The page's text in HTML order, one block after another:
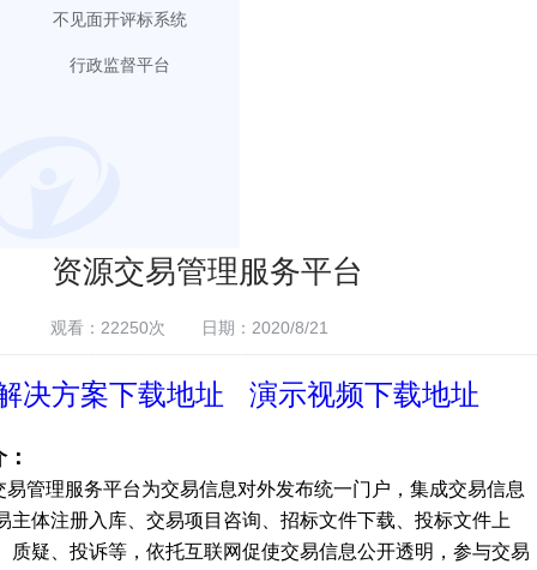
不见面开评标系统
行政监督平台
资源交易管理服务平台
观看：22250次 日期：2020/8/21
决方案下载地址 演示视频下载地址
易管理服务平台为交易信息对外发布统一门户，集成交易信息
主体注册入库、交易项目咨询、招标文件下载、投标文件上
质疑、投诉等，依托互联网促使交易信息公开透明，参与交易